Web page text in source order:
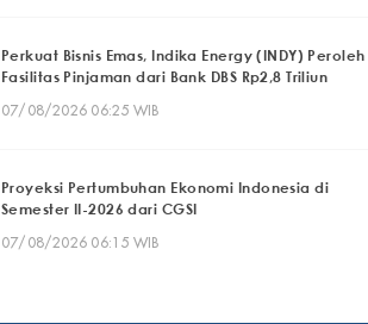
Perkuat Bisnis Emas, Indika Energy (INDY) Peroleh
Fasilitas Pinjaman dari Bank DBS Rp2,8 Triliun
07/08/2026 06:25 WIB
Proyeksi Pertumbuhan Ekonomi Indonesia di
Semester II-2026 dari CGSI
07/08/2026 06:15 WIB